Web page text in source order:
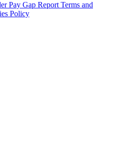
Pay Gap ReportTerms and
Policy